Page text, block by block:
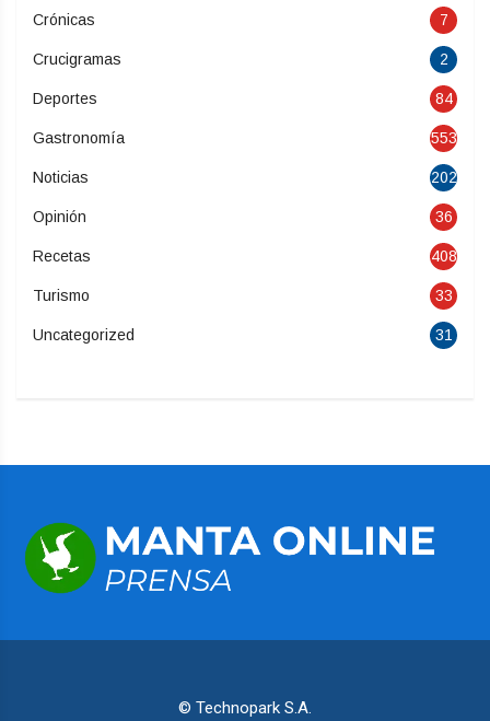
Crónicas 7
Crucigramas 2
Deportes 84
Gastronomía 553
Noticias 202
Opinión 36
Recetas 408
Turismo 33
Uncategorized 31
© Technopark S.A.